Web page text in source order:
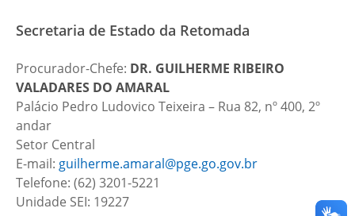
Secretaria de Estado da Retomada
Procurador-Chefe: DR. GUILHERME RIBEIRO
VALADARES DO AMARAL
Palácio Pedro Ludovico Teixeira – Rua 82, nº 400, 2º
andar
Setor Central
E-mail: guilherme.amaral@pge.go.gov.br
Telefone: (62) 3201-5221
Unidade SEI: 19227